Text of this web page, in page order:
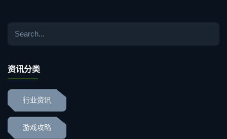
资讯分类
行业资讯
游戏攻略